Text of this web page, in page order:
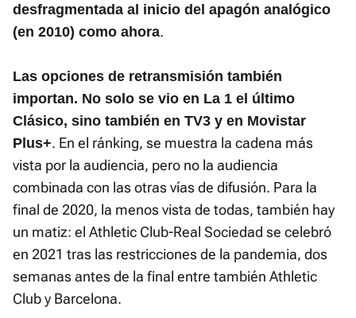
desfragmentada al inicio del apagón analógico
(en 2010) como ahora.
Las opciones de retransmisión también
importan. No solo se vio en La 1 el último
Clásico, sino también en TV3 y en Movistar
Plus+. En el ránking, se muestra la cadena más
vista por la audiencia, pero no la audiencia
combinada con las otras vías de difusión. Para la
final de 2020, la menos vista de todas, también hay
un matiz: el Athletic Club-Real Sociedad se celebró
en 2021 tras las restricciones de la pandemia, dos
semanas antes de la final entre también Athletic
Club y Barcelona.